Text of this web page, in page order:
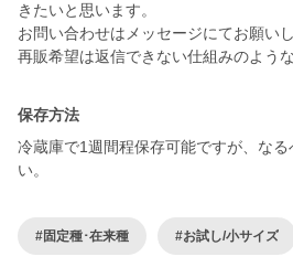
きたいと思います。
お問い合わせはメッセージにてお願いし
再販希望は返信できない仕組みのよう
保存方法
冷蔵庫で1週間程保存可能ですが、な
い。
#固定種･在来種 #お試し/小サイズ